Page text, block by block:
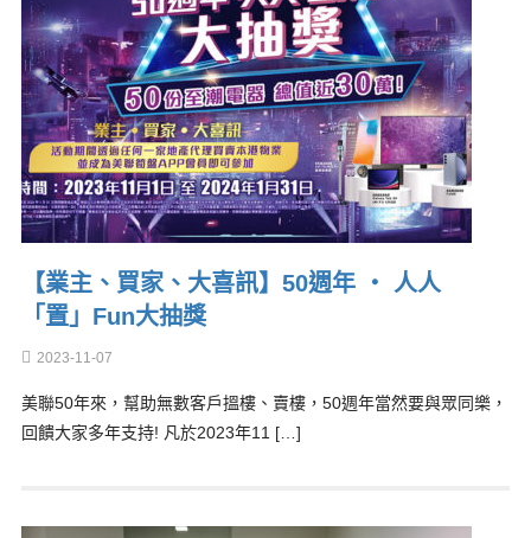
【業主、買家、大喜訊】50週年 ‧ 人人
「置」Fun大抽獎
2023-11-07
美聯50年來，幫助無數客戶搵樓、賣樓，50週年當然要與眾同樂，
回饋大家多年支持! 凡於2023年11 […]